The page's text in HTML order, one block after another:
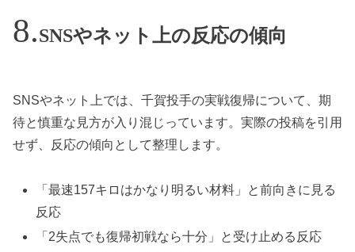
SNSやネット上の反応の傾向
SNSやネット上では、千賀投手の実戦復帰について、期
待と慎重な見方が入り混じっています。実際の投稿を引用
せず、反応の傾向として整理します。
「最速157キロはかなり明るい材料」と前向きに見る
反応
「2失点でも復帰初戦なら十分」と受け止める反応